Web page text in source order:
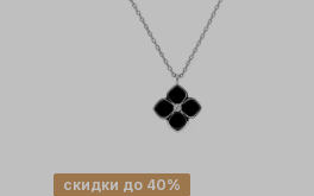
скидки до 40%